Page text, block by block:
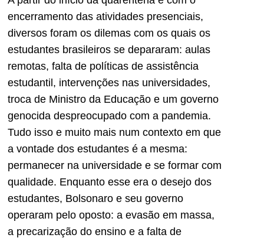
encerramento das atividades presenciais,
diversos foram os dilemas com os quais os
estudantes brasileiros se depararam: aulas
remotas, falta de políticas de assistência
estudantil, intervenções nas universidades,
troca de Ministro da Educação e um governo
genocida despreocupado com a pandemia.
Tudo isso e muito mais num contexto em que
a vontade dos estudantes é a mesma:
permanecer na universidade e se formar com
qualidade. Enquanto esse era o desejo dos
estudantes, Bolsonaro e seu governo
operaram pelo oposto: a evasão em massa,
a precarização do ensino e a falta de